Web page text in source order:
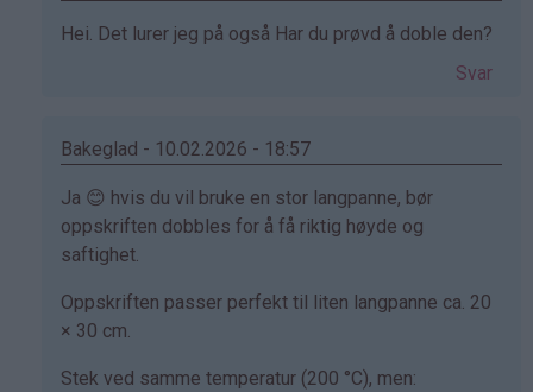
Som
Gitte
bekreftet)
Hei. Det lurer jeg på også Har du prøvd å doble den?
Svar
Bakeglad - 10.02.2026 - 18:57
Som
svar
på
Gitte
(ikke
bekreftet)
Ja 😊 hvis du vil bruke en stor langpanne, bør
oppskriften dobbles for å få riktig høyde og
saftighet.
Oppskriften passer perfekt til liten langpanne ca. 20
× 30 cm.
Stek ved samme temperatur (200 °C), men: